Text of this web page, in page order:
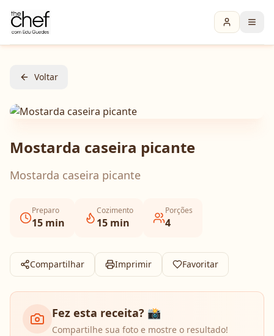
Voltar
Mostarda caseira picante
Mostarda caseira picante
Preparo
15 min
Cozimento
15 min
Porções
4
Compartilhar Imprimir Favoritar
Fez esta receita? 📸
Compartilhe sua foto e mostre o resultado!